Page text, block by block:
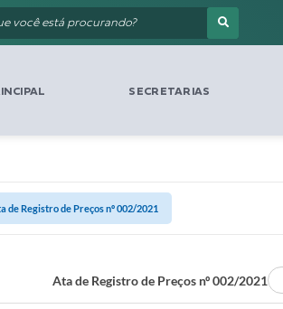
SECRETARIAS
de Registro de Preços nº 002/2021
Ata de Registro de Preços nº 002/2021